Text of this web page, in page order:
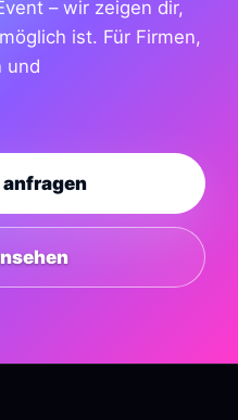
– wir zeigen dir,
ist. Für Firmen,
und